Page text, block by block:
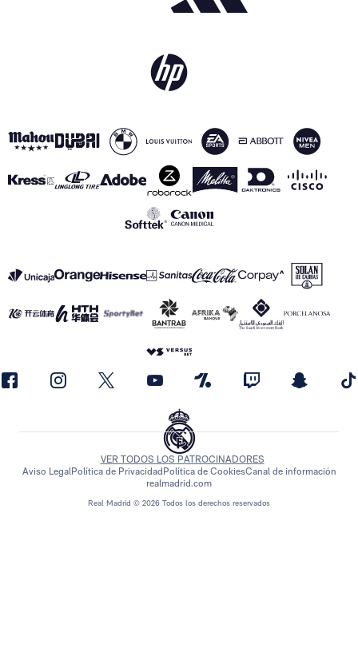
Real Madrid © 2026 Todos los derechos reservados
VER TODOS LOS PATROCINADORES
Aviso LegalPolítica de Privacidad Política de CookiesCanal de información
realmadrid.com